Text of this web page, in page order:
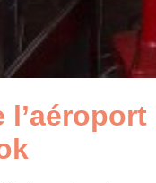
l’aéroport